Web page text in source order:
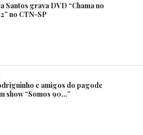
Santos grava DVD “Chama no
no CTN-SP
e amigos do pagode
show “Somos 90…”